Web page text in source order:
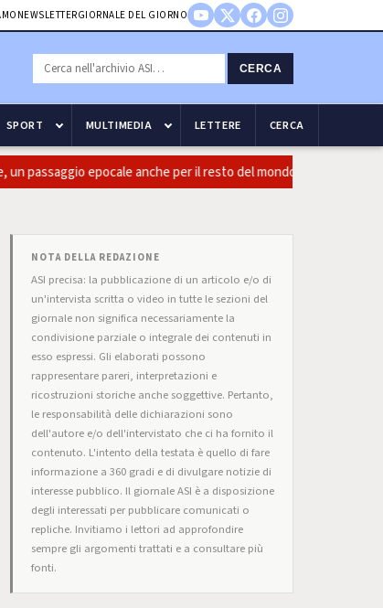
NEWSLETTERGIORNALE DEL GIORNO
CERCA
SPORT MULTIMEDIA LETTERE CERCA
passaggio epocale anche per il resto del mondo
NOTA DELLA REDAZIONE
ASI precisa: la pubblicazione di un articolo e/o di
un'intervista scritta o video in tutte le sezioni del
giornale non significa necessariamente la
condivisione parziale o integrale dei contenuti in
esso espressi. Gli elaborati possono
rappresentare pareri, interpretazioni e
ricostruzioni storiche anche soggettive. Pertanto,
le responsabilità delle dichiarazioni sono
dell'autore e/o dell'intervistato che ci ha fornito il
contenuto. L'intento della testata è quello di fare
informazione a 360 gradi e di divulgare notizie di
interesse pubblico. Il giornale ASI è a disposizione
degli interessati per pubblicare comunicati o
repliche. Invitiamo i lettori ad approfondire
sempre gli argomenti trattati e a consultare più
fonti.